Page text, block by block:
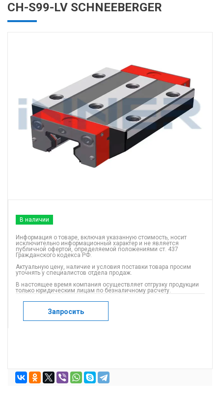
CH-S99-LV SCHNEEBERGER
В наличии
Информация о товаре, включая указанную стоимость, носит
исключительно информационный характер и не является
публичной офертой, определяемой положениями ст. 437
Гражданского кодекса РФ.
Актуальную цену, наличие и условия поставки товара просим
уточнять у специалистов отдела продаж.
В настоящее время компания осуществляет отгрузку продукции
только юридическим лицам по безналичному расчету.
Запросить